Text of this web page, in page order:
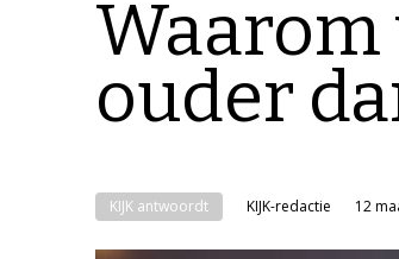
ouder
KIJK antwoordt KIJK-redactie 12